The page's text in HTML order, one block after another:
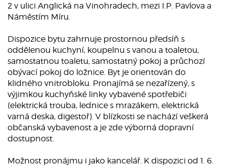
2 v ulici Anglická na Vinohradech, mezi I.P. Pavlova a
Náměstím Míru.
Dispozice bytu zahrnuje prostornou předsíň s
oddělenou kuchyní, koupelnu s vanou a toaletou,
samostatnou toaletu, samostatný pokoj a průchozí
obývací pokoj do ložnice. Byt je orientován do
klidného vnitrobloku. Pronajímá se nezařízený, s
výjimkou kuchyňské linky vybavené spotřebiči
(elektrická trouba, lednice s mrazákem, elektrická
varná deska, digestoř). V blízkosti se nachází veškerá
občanská vybavenost a je zde výborná dopravní
dostupnost.
Možnost pronájmu i jako kancelář. K dispozici od 1. 6.